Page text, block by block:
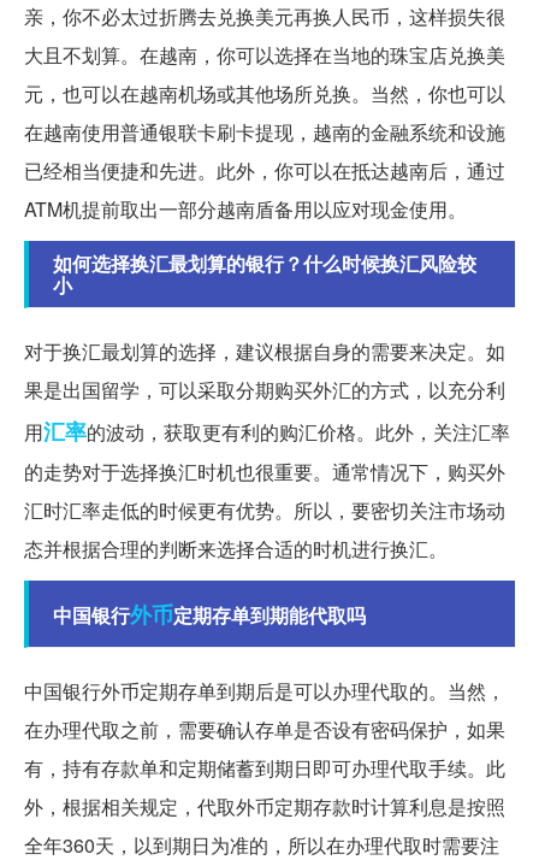
亲，你不必太过折腾去兑换美元再换人民币，这样损失很
大且不划算。在越南，你可以选择在当地的珠宝店兑换美
元，也可以在越南机场或其他场所兑换。当然，你也可以
在越南使用普通银联卡刷卡提现，越南的金融系统和设施
已经相当便捷和先进。此外，你可以在抵达越南后，通过
ATM机提前取出一部分越南盾备用以应对现金使用。
如何选择换汇最划算的银行？什么时候换汇风险较
小
对于换汇最划算的选择，建议根据自身的需要来决定。如
果是出国留学，可以采取分期购买外汇的方式，以充分利
用汇率的波动，获取更有利的购汇价格。此外，关注汇率
的走势对于选择换汇时机也很重要。通常情况下，购买外
汇时汇率走低的时候更有优势。所以，要密切关注市场动
态并根据合理的判断来选择合适的时机进行换汇。
中国银行外币定期存单到期能代取吗
中国银行外币定期存单到期后是可以办理代取的。当然，
在办理代取之前，需要确认存单是否设有密码保护，如果
有，持有存款单和定期储蓄到期日即可办理代取手续。此
外，根据相关规定，代取外币定期存款时计算利息是按照
全年360天，以到期日为准的，所以在办理代取时需要注